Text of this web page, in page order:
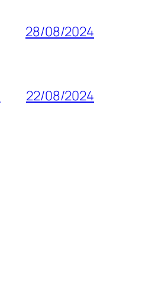
28/08/2024
22/08/2024